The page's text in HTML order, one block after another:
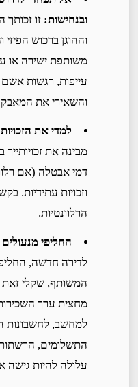
ובנחישות:זו זכותך
וההוגן ברכוש הפיזי
משותפת ישירה או
עייפות, רגשות אשם
והשאירי את המאבק
למדי את
מבינה את זכויותייך
דמי אבטלה (אם
וזכויות עתידיות.
הרלוונטיות.
החליפי
לדירה חדשה,
המשותף, שקלי זאת
מחצית ערך
למחשב, לחשבונות
התשלומים, הרשתות
עלולה להיות גישה